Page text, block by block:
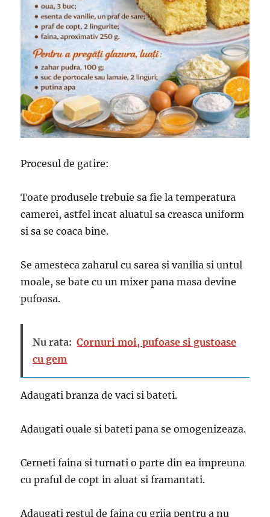
Procesul de gatire:
Toate produsele trebuie sa fie la temperatura
camerei, astfel incat aluatul sa creasca uniform
si sa se coaca bine.
Se amesteca zaharul cu sarea si vanilia si untul
moale, se bate cu un mixer pana masa devine
pufoasa.
Nu rata: Cornuri moi, pufoase si gustoase
cu gem
Adaugati branza de vaci si bateti.
Adaugati ouale si bateti pana se omogenizeaza.
Cerneti faina si turnati o parte din ea impreuna
cu praful de copt in aluat si framantati.
Adaugati restul de faina cu grija pentru a nu